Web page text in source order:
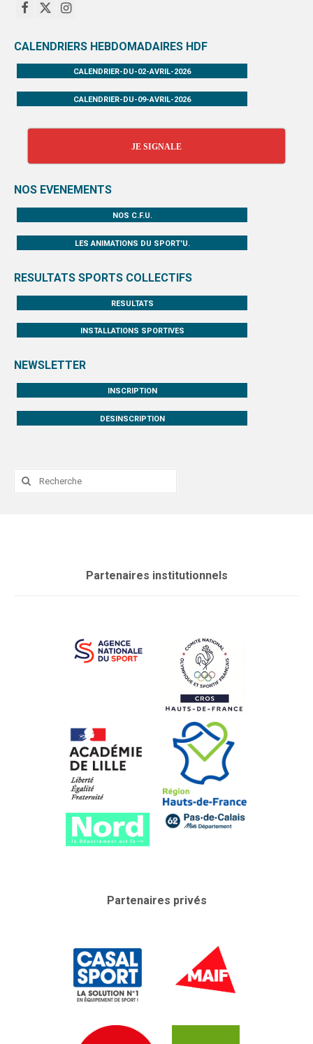
CALENDRIERS HEBDOMADAIRES HDF
CALENDRIER-DU-02-AVRIL-2026
CALENDRIER-DU-09-AVRIL-2026
JE SIGNALE
NOS EVENEMENTS
NOS C.F.U.
LES ANIMATIONS DU SPORT'U.
RESULTATS SPORTS COLLECTIFS
RESULTATS
INSTALLATIONS SPORTIVES
NEWSLETTER
INSCRIPTION
DESINSCRIPTION
Rechercher
Partenaires institutionnels
Partenaires privés